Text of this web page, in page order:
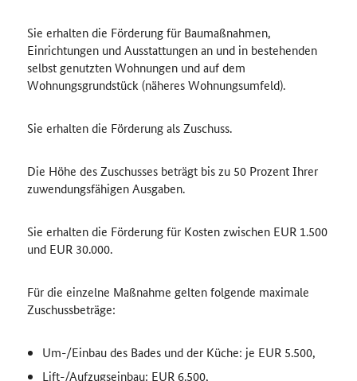
Sie erhalten die Förderung für Baumaßnahmen,
Einrichtungen und Ausstattungen an und in bestehenden
selbst genutzten Wohnungen und auf dem
Wohnungsgrundstück (näheres Wohnungsumfeld).
Sie erhalten die Förderung als Zuschuss.
Die Höhe des Zuschusses beträgt bis zu 50 Prozent Ihrer
zuwendungsfähigen Ausgaben.
Sie erhalten die Förderung für Kosten zwischen EUR 1.500
und EUR 30.000.
Für die einzelne Maßnahme gelten folgende maximale
Zuschussbeträge:
Um-/Einbau des Bades und der Küche: je EUR 5.500,
Lift-/Aufzugseinbau: EUR 6.500,